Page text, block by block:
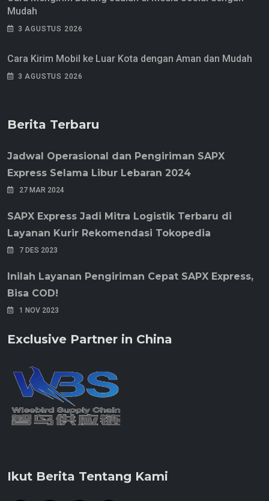
Mudah
3 AGUSTUS 2026
Cara Kirim Mobil ke Luar Kota dengan Aman dan Mudah
3 AGUSTUS 2026
Berita Terbaru
Jadwal Operasional dan Pengiriman SAPX
Express Selama Libur Lebaran 2024
27 MAR 2024
SAPX Express Jadi Mitra Logistik Terbaru di
Layanan Kurir Rekomendasi Tokopedia
7 DES 2023
Inilah Layanan Pengiriman Cepat SAPX Express,
Bisa COD!
1 NOV 2023
Exclusive Partner in China
Ikut Berita Tentang Kami